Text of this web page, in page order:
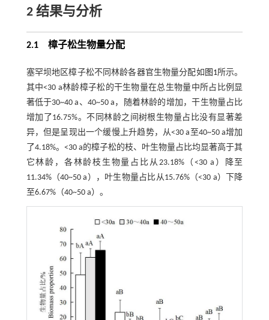
2 结果与分析
2.1 樟子松生物量分配
塞罕坝地区樟子松不同林龄各器官生物量分配如 图1所示。
其中<30 a林龄樟子松的干生物量在总生物量中所占比例显
著低于30~40 a、40~50 a，随着林龄的增加，干生物量占比
增加了16.75%。不同林龄之间树根生物量占比没有显著差
异，但是呈现出一个缓慢上升趋势，从<30 a至40~50 a增加
了4.18%。<30 a的樟子松的枝、叶生物量占比均显著高于其
它林龄，各林龄枝生物量占比从23.18%（<30 a）降至
11.34%（40~50 a），叶生物量占比从15.76%（<30 a）下降
至6.67%（40~50 a）。